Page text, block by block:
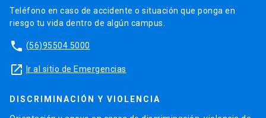
Teléfono en caso de accidente o situación que ponga en
riesgo tu vida dentro de algún campus.
phone (56)95504 5000
launch Ir al sitio de Emergencias
DISCRIMINACIÓN Y VIOLENCIA